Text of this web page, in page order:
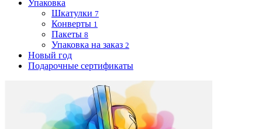
Упаковка
Шкатулки 7
Конверты 1
Пакеты 8
Упаковка на заказ 2
Новый год
Подарочные сертификаты